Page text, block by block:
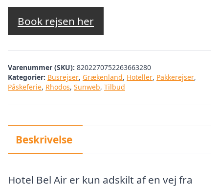
Book rejsen her
Varenummer (SKU): 8202270752263663280
Kategorier: Busrejser, Grækenland, Hoteller, Pakkerejser,
Påskeferie, Rhodos, Sunweb, Tilbud
Beskrivelse
Hotel Bel Air er kun adskilt af en vej fra